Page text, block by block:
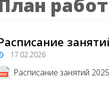
17.02.2026
Расписание занятий